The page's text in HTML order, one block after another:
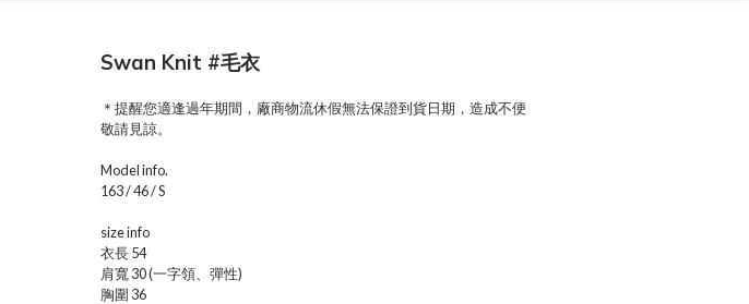
Swan Knit #毛衣
＊提醒您適逢過年期間，廠商物流休假無法保證到貨日期，造成不便
敬請見諒。
Model info.
163 / 46 / S
size info
衣長 54
肩寬 30 (一字領、彈性)
胸圍 36